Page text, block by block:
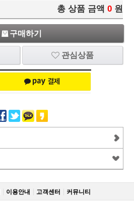
총 상품 금액 0 원
구매하기
관심상품
이용안내 고객센터 커뮤니티